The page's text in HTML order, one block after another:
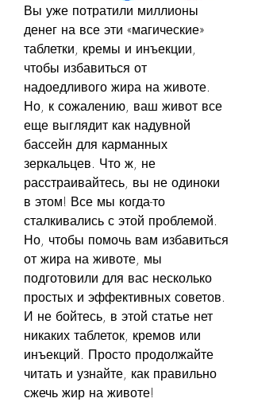
Вы уже потратили миллионы
денег на все эти «магические»
таблетки, кремы и инъекции,
чтобы избавиться от
надоедливого жира на животе.
Но, к сожалению, ваш живот все
еще выглядит как надувной
бассейн для карманных
зеркальцев. Что ж, не
расстраивайтесь, вы не одиноки
в этом! Все мы когда-то
сталкивались с этой проблемой.
Но, чтобы помочь вам избавиться
от жира на животе, мы
подготовили для вас несколько
простых и эффективных советов.
И не бойтесь, в этой статье нет
никаких таблеток, кремов или
инъекций. Просто продолжайте
читать и узнайте, как правильно
сжечь жир на животе!